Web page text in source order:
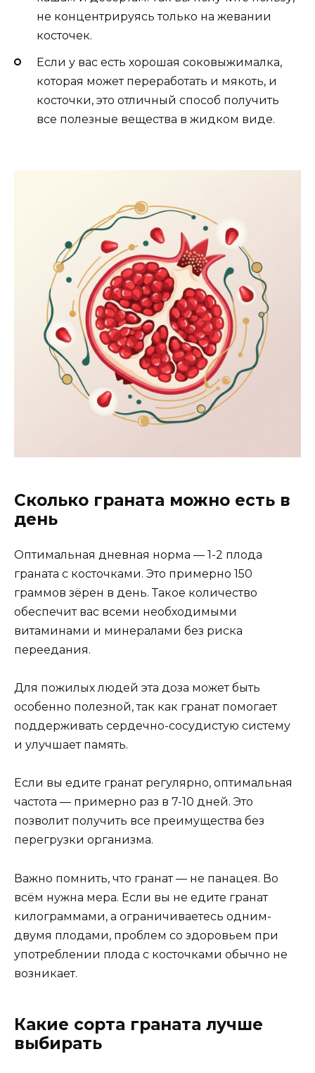
не концентрируясь только на жевании
косточек.
Если у вас есть хорошая соковыжималка,
которая может переработать и мякоть, и
косточки, это отличный способ получить
все полезные вещества в жидком виде.
Сколько граната можно есть в
день
Оптимальная дневная норма — 1-2 плода
граната с косточками. Это примерно 150
граммов зёрен в день. Такое количество
обеспечит вас всеми необходимыми
витаминами и минералами без риска
переедания.
Для пожилых людей эта доза может быть
особенно полезной, так как гранат помогает
поддерживать сердечно-сосудистую систему
и улучшает память.
Если вы едите гранат регулярно, оптимальная
частота — примерно раз в 7-10 дней. Это
позволит получить все преимущества без
перегрузки организма.
Важно помнить, что гранат — не панацея. Во
всём нужна мера. Если вы не едите гранат
килограммами, а ограничиваетесь одним-
двумя плодами, проблем со здоровьем при
употреблении плода с косточками обычно не
возникает.
Какие сорта граната лучше
выбирать